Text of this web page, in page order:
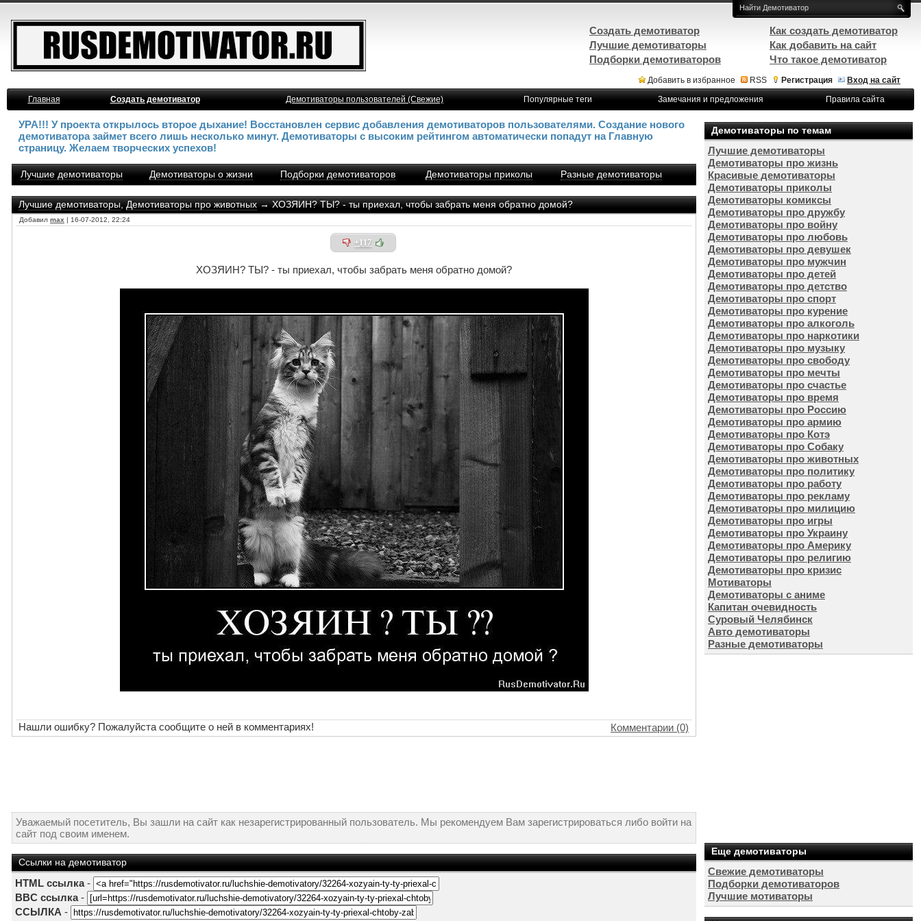
Добавить в избранное RSS Регистрация
Вход на сайт
Главная
Создать демотиватор Демотиваторы пользователей (Свежие) Популярные теги Замечания и предложения Правила сайта
УРА!!! У проекта открылось второе дыхание! Восстановлен сервис добавления демотиваторов пользователями. Создание нового
демотиватора займет всего лишь несколько минут. Демотиваторы с высоким рейтингом автоматически попадут на Главную
страницу. Желаем творческих успехов!
Лучшие демотиваторы Демотиваторы о жизни Подборки демотиваторов Демотиваторы приколы Разные демотиваторы
Лучшие демотиваторы,Демотиваторы про животных→ ХОЗЯИН? ТЫ? - ты приехал, чтобы забрать меня обратно домой?
Добавил max | 16-07-2012, 22:24
+117
ХОЗЯИН? ТЫ? - ты приехал, чтобы забрать меня обратно домой?
Нашли ошибку? Пожалуйста сообщите о ней в комментариях! Комментарии (0)
Уважаемый посетитель, Вы зашли на сайт как незарегистрированный пользователь. Мы рекомендуем Вам зарегистрироваться либо войти на
сайт под своим именем.
Ссылки на демотиватор
HTML ссылка-
BBC ссылка-
ССЫЛКА -
Демотиваторы по темам
Лучшие демотиваторы
Демотиваторы про жизнь
Красивые демотиваторы
Демотиваторы приколы
Демотиваторы комиксы
Демотиваторы про дружбу
Демотиваторы про войну
Демотиваторы про любовь
Демотиваторы про девушек
Демотиваторы про мужчин
Демотиваторы про детей
Демотиваторы про детство
Демотиваторы про спорт
Демотиваторы про курение
Демотиваторы про алкоголь
Демотиваторы про наркотики
Демотиваторы про музыку
Демотиваторы про свободу
Демотиваторы про мечты
Демотиваторы про счастье
Демотиваторы про время
Демотиваторы про Россию
Демотиваторы про армию
Демотиваторы про Котэ
Демотиваторы про Собаку
Демотиваторы про животных
Демотиваторы про политику
Демотиваторы про работу
Демотиваторы про рекламу
Демотиваторы про милицию
Демотиваторы про игры
Демотиваторы про Украину
Демотиваторы про Америку
Демотиваторы про религию
Демотиваторы про кризис
Мотиваторы
Демотиваторы с аниме
Капитан очевидность
Суровый Челябинск
Авто демотиваторы
Разные демотиваторы
Еще демотиваторы
Свежие демотиваторы
Подборки демотиваторов
Лучшие мотиваторы
Создать демотиватор
Лучшие демотиваторы
Подборки демотиваторов
Как создать демотиватор
Как добавить на сайт
Что такое демотиватор